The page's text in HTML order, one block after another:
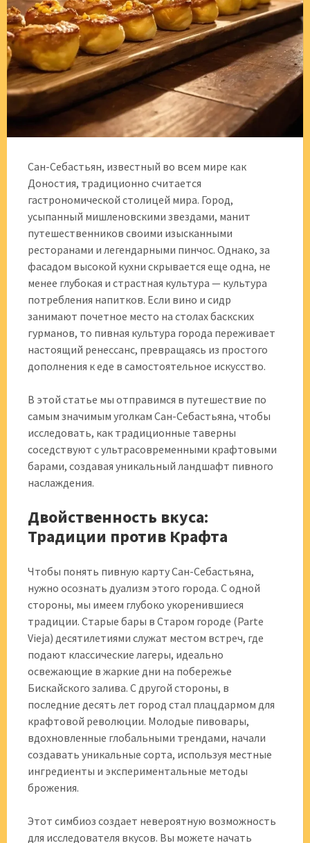
Сан-Себастьян, известный во всем мире как
Доностия, традиционно считается
гастрономической столицей мира. Город,
усыпанный мишленовскими звездами, манит
путешественников своими изысканными
ресторанами и легендарными пинчос. Однако, за
фасадом высокой кухни скрывается еще одна, не
менее глубокая и страстная культура — культура
потребления напитков. Если вино и сидр
занимают почетное место на столах баскских
гурманов, то пивная культура города переживает
настоящий ренессанс, превращаясь из простого
дополнения к еде в самостоятельное искусство.
В этой статье мы отправимся в путешествие по
самым значимым уголкам Сан-Себастьяна, чтобы
исследовать, как традиционные таверны
соседствуют с ультрасовременными крафтовыми
барами, создавая уникальный ландшафт пивного
наслаждения.
Двойственность вкуса:
Традиции против Крафта
Чтобы понять пивную карту Сан-Себастьяна,
нужно осознать дуализм этого города. С одной
стороны, мы имеем глубоко укоренившиеся
традиции. Старые бары в Старом городе (Parte
Vieja) десятилетиями служат местом встреч, где
подают классические лагеры, идеально
освежающие в жаркие дни на побережье
Бискайского залива. С другой стороны, в
последние десять лет город стал плацдармом для
крафтовой революции. Молодые пивовары,
вдохновленные глобальными трендами, начали
создавать уникальные сорта, используя местные
ингредиенты и экспериментальные методы
брожения.
Этот симбиоз создает невероятную возможность
для исследователя вкусов. Вы можете начать